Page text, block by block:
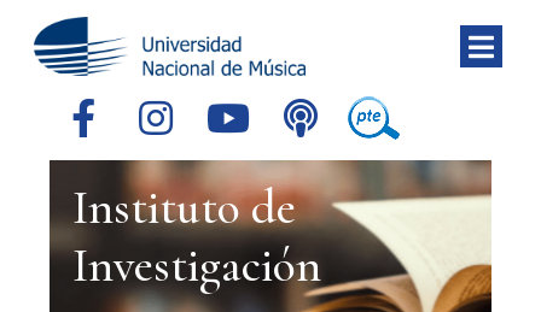
Instituto de
Investigación